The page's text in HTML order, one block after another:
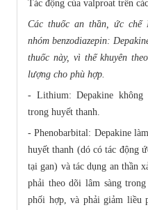
Tác động của valproat trên
Các thuốc an thần, ức chế
nhóm benzodiazepin:
thuốc này, vì thế khuyên
lượng cho phù hợp.
- Lithium: Depakine
trong huyết thanh.
- Phenobarbital: Depakine
huyết thanh (dó có tác động
tại gan) và tác dụng an thần
phải theo dõi lâm sàng
phối hợp, và phải giảm liều